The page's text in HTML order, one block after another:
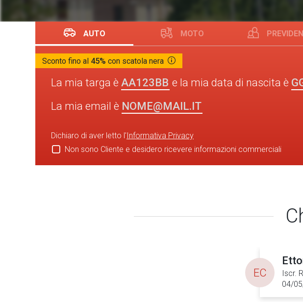
AUTO MOTO
Sconto fino al 45% con scatola nera
La mia targa è e la mia data di nascita è
La mia email è
Dichiaro di aver letto l'Informativa Privacy
Non sono Cliente e desidero ricevere informazioni commerciali
Iscr.
04/
EC